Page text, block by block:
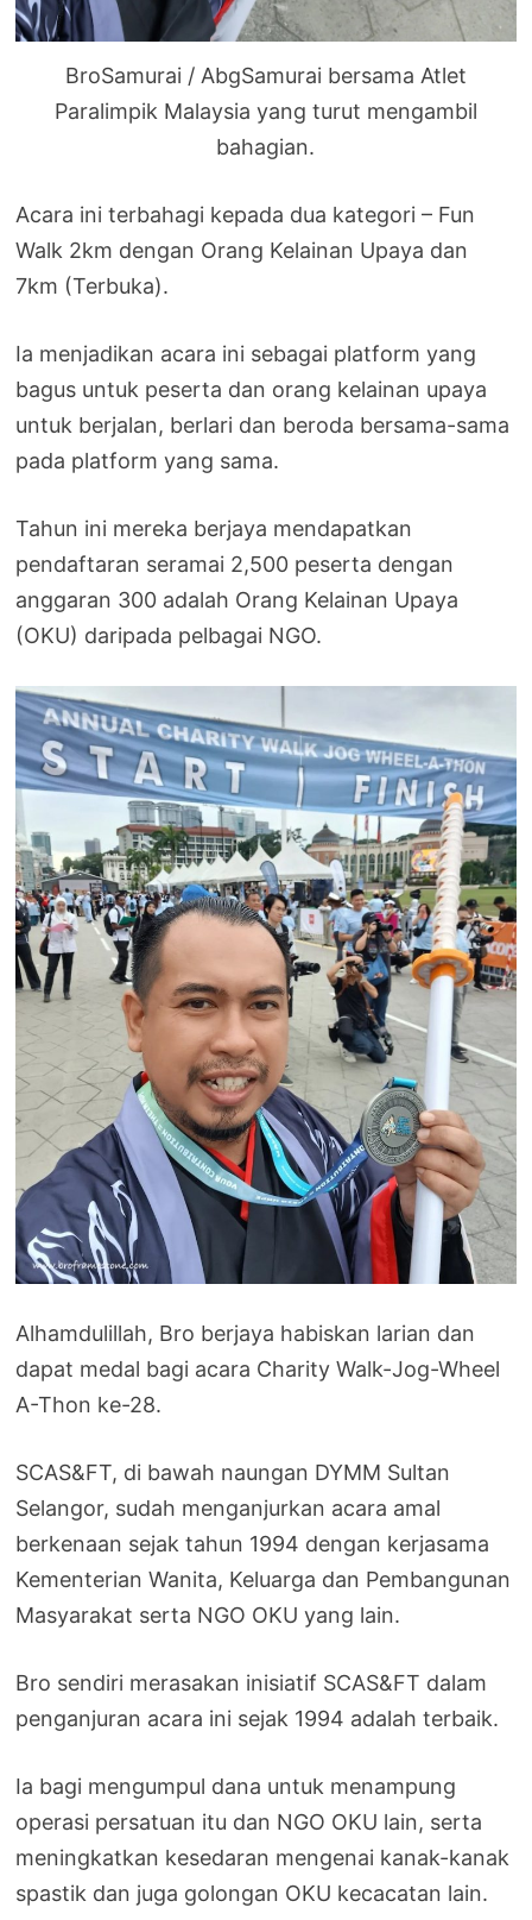
BroSamurai / AbgSamurai bersama Atlet
Paralimpik Malaysia yang turut mengambil
bahagian.
Acara ini terbahagi kepada dua kategori – Fun
Walk 2km dengan Orang Kelainan Upaya dan
7km (Terbuka).
Ia menjadikan acara ini sebagai platform yang
bagus untuk peserta dan orang kelainan upaya
untuk berjalan, berlari dan beroda bersama-sama
pada platform yang sama.
Tahun ini mereka berjaya mendapatkan
pendaftaran seramai 2,500 peserta dengan
anggaran 300 adalah Orang Kelainan Upaya
(OKU) daripada pelbagai NGO.
Alhamdulillah, Bro berjaya habiskan larian dan
dapat medal bagi acara Charity Walk-Jog-Wheel
A-Thon ke-28.
SCAS&FT, di bawah naungan DYMM Sultan
Selangor, sudah menganjurkan acara amal
berkenaan sejak tahun 1994 dengan kerjasama
Kementerian Wanita, Keluarga dan Pembangunan
Masyarakat serta NGO OKU yang lain.
Bro sendiri merasakan inisiatif SCAS&FT dalam
penganjuran acara ini sejak 1994 adalah terbaik.
Ia bagi mengumpul dana untuk menampung
operasi persatuan itu dan NGO OKU lain, serta
meningkatkan kesedaran mengenai kanak-kanak
spastik dan juga golongan OKU kecacatan lain.